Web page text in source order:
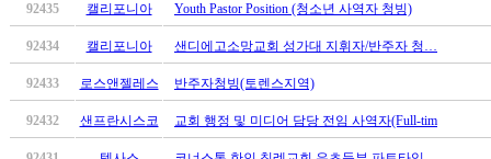
minky
합
체
안
92435 캘리포니아 Youth Pastor Position (청소년 사역자 청빙)
92434 캘리포니아 샌디에고소망교회 성가대 지휘자/반주자 청…
92433 로스앤젤레스 반주자청빙(토렌스지역)
92432 샌프란시스코 교회 행정 및 미디어 담당 전임 사역자(Full-tim